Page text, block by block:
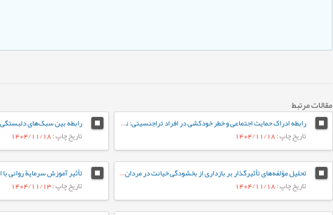
مقالات مرتبط
رابطه ادراک حمایت اجتماعی و خطر خودکشی در افراد تراجنسیتی: نقش میانجی‌گر افسردگی
تاریخ چاپ: 1404/11/18
تاریخ چاپ: 1404/11/18
تحلیل مؤلفه‌های تأثیرگذار بر بازداری از بخشودگی خیانت در مردان و زنان آسیب‌دیده
تاریخ چاپ: 1404/11/18
تاریخ چاپ: 1404/11/13